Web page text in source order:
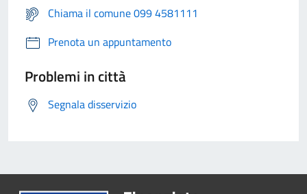
Chiama il comune 099 4581111
Prenota un appuntamento
Problemi in città
Segnala disservizio